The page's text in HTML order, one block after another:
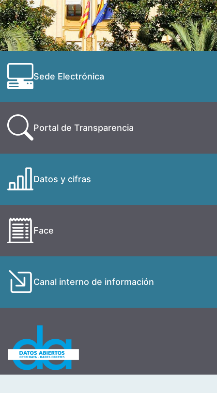
Sede Electrónica
Portal de Transparencia
Datos y cifras
Face
Canal interno de información